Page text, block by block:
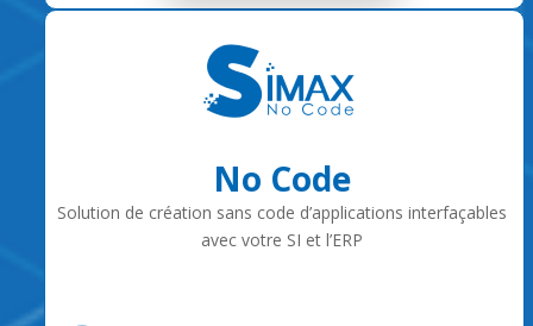
No Code
Solution de création sans code d’applications interfaçables
avec votre SI et l’ERP